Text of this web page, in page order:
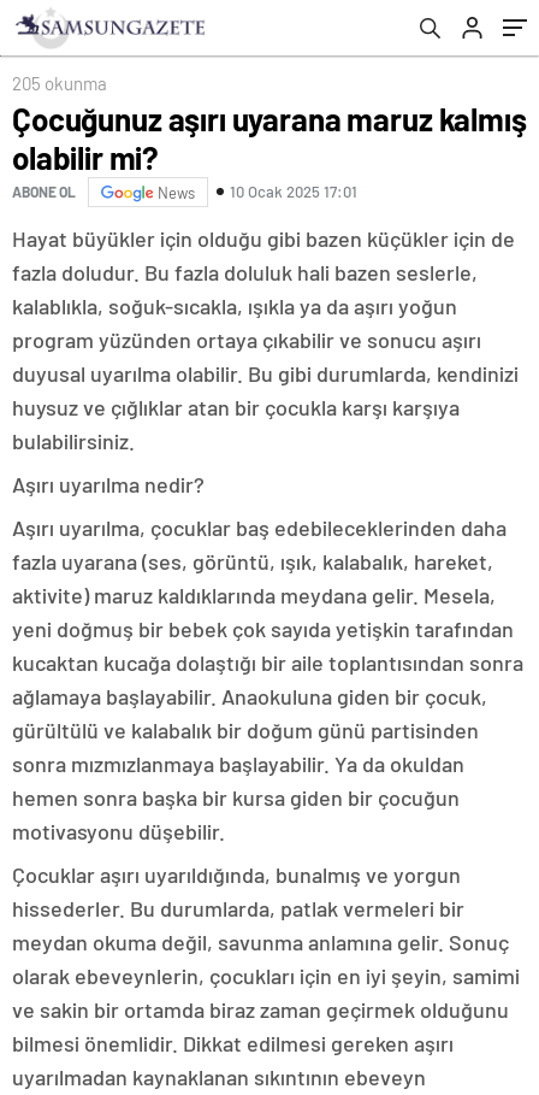
205 okunma
Çocuğunuz aşırı uyarana maruz kalmış
olabilir mi?
ABONE OL News 10 Ocak 2025 17:01
Hayat büyükler için olduğu gibi bazen küçükler için de
fazla doludur. Bu fazla doluluk hali bazen seslerle,
kalablıkla, soğuk-sıcakla, ışıkla ya da aşırı yoğun
program yüzünden ortaya çıkabilir ve sonucu aşırı
duyusal uyarılma olabilir. Bu gibi durumlarda, kendinizi
huysuz ve çığlıklar atan bir çocukla karşı karşıya
bulabilirsiniz.
Aşırı uyarılma nedir?
Aşırı uyarılma, çocuklar baş edebileceklerinden daha
fazla uyarana (ses, görüntü, ışık, kalabalık, hareket,
aktivite) maruz kaldıklarında meydana gelir. Mesela,
yeni doğmuş bir bebek çok sayıda yetişkin tarafından
kucaktan kucağa dolaştığı bir aile toplantısından sonra
ağlamaya başlayabilir. Anaokuluna giden bir çocuk,
gürültülü ve kalabalık bir doğum günü partisinden
sonra mızmızlanmaya başlayabilir. Ya da okuldan
hemen sonra başka bir kursa giden bir çocuğun
motivasyonu düşebilir.
Çocuklar aşırı uyarıldığında, bunalmış ve yorgun
hissederler. Bu durumlarda, patlak vermeleri bir
meydan okuma değil, savunma anlamına gelir. Sonuç
olarak ebeveynlerin, çocukları için en iyi şeyin, samimi
ve sakin bir ortamda biraz zaman geçirmek olduğunu
bilmesi önemlidir. Dikkat edilmesi gereken aşırı
uyarılmadan kaynaklanan sıkıntının ebeveyn